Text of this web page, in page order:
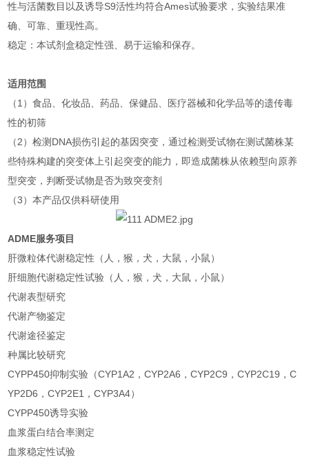
性与活菌数目以及诱导S9活性均符合Ames试验要求，实验结果准
确、可靠、重现性高。
稳定：本试剂盒稳定性强、易于运输和保存。
适用范围
（1）食品、化妆品、药品、保健品、医疗器械和化学品等的遗传毒
性的初筛
（2）检测DNA损伤引起的基因突变，通过检测受试物在测试菌株某
些特殊构建的突变体上引起突变的能力，即造成菌株从依赖型向原养
型突变，判断受试物是否为致突变剂
（3）本产品仅供科研使用
ADME服务项目
肝微粒体代谢稳定性（人，猴，犬，大鼠，小鼠）
肝细胞代谢稳定性试验（人，猴，犬，大鼠，小鼠）
代谢表型研究
代谢产物鉴定
代谢途径鉴定
种属比较研究
CYPP450抑制实验（CYP1A2，CYP2A6，CYP2C9，CYP2C19，C
YP2D6，CYP2E1，CYP3A4）
CYPP450诱导实验
血浆蛋白结合率测定
血浆稳定性试验